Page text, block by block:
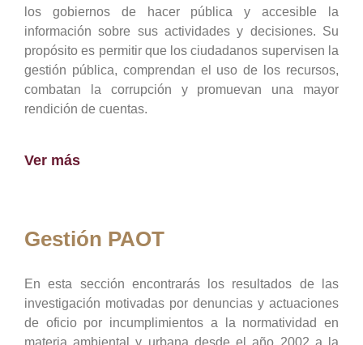
los gobiernos de hacer pública y accesible la
información sobre sus actividades y decisiones. Su
propósito es permitir que los ciudadanos supervisen la
gestión pública, comprendan el uso de los recursos,
combatan la corrupción y promuevan una mayor
rendición de cuentas.
Ver más
Gestión PAOT
En esta sección encontrarás los resultados de las
investigación motivadas por denuncias y actuaciones
de oficio por incumplimientos a la normatividad en
materia ambiental y urbana desde el año 2002 a la